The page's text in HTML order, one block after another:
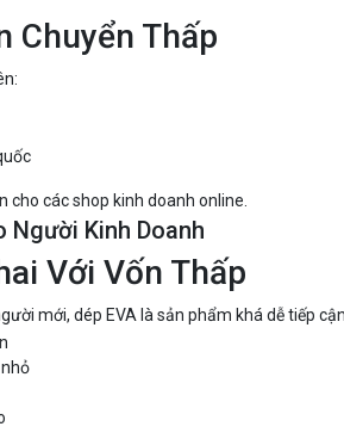
Chuyển Thấp
cho các shop kinh doanh online.
Người Kinh Doanh
Với Vốn Thấp
mới, dép EVA là sản phẩm khá dễ tiếp